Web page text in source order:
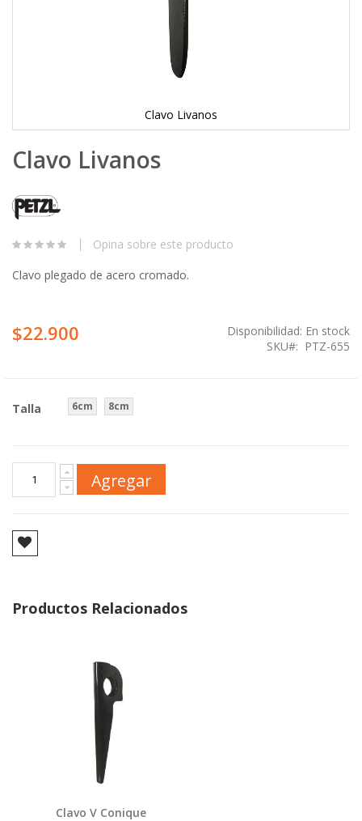
Clavo Livanos
to
the
of
the
gallery
Clavo Livanos
Opina sobre este producto
Clavo plegado de acero cromado.
$22.900 Disponibilidad: En stock
SKU
PTZ-655
Talla 6cm 8cm
Agregar
Productos Relacionados
Clavo V Conique